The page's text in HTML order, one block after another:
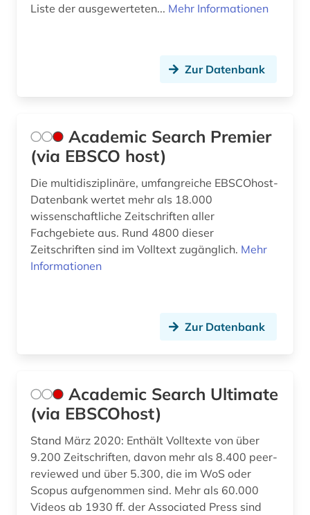
biografin (1)
bodennutzung (1)
bodenpolitik (1)
bodenrecht (1)
bodenschutz (1)
bonitätsprüfung (1)
botanik (1)
branchenanalyse (3)
branchenberichte (3)
branchendaten (1)
brancheninformation (1)
branchenprofil (1)
branchenreport (1)
Liste der ausgewerteten... Mehr Informationen
Zur Datenbank
Academic Search Premier
(via EBSCO host)
Die multidisziplinäre, umfangreiche EBSCOhost-
Datenbank wertet mehr als 18.000
wissenschaftliche Zeitschriften aller
Fachgebiete aus. Rund 4800 dieser
Zeitschriften sind im Volltext zugänglich. Mehr
Informationen
Zur Datenbank
Academic Search Ultimate
(via EBSCOhost)
Stand März 2020: Enthält Volltexte von über
9.200 Zeitschriften, davon mehr als 8.400 peer-
reviewed und über 5.300, die im WoS oder
Scopus aufgenommen sind. Mehr als 60.000
Videos ab 1930 ff. der Associated Press sind